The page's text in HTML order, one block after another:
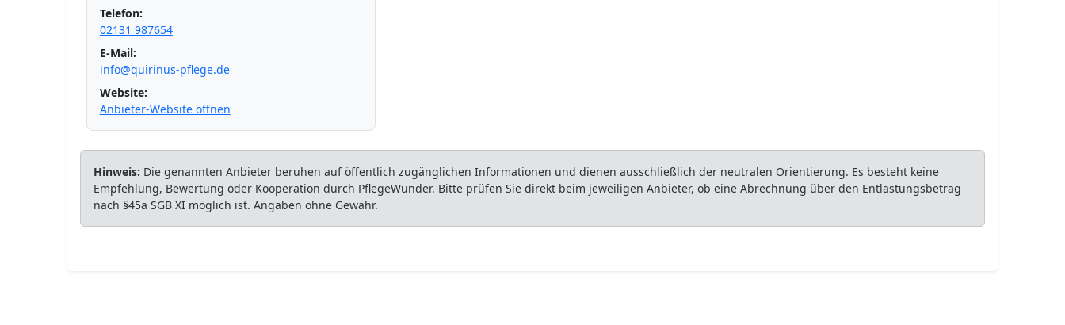
Telefon:
02131 987654
E-Mail:
info@quirinus-pflege.de
Website:
Anbieter-Website öffnen
Hinweis: Die genannten Anbieter beruhen auf öffentlich zugänglichen Informationen und dienen ausschließlich der neutralen Orientierung. Es besteht keine
Empfehlung, Bewertung oder Kooperation durch PflegeWunder. Bitte prüfen Sie direkt beim jeweiligen Anbieter, ob eine Abrechnung über den Entlastungsbetrag
nach §45a SGB XI möglich ist. Angaben ohne Gewähr.